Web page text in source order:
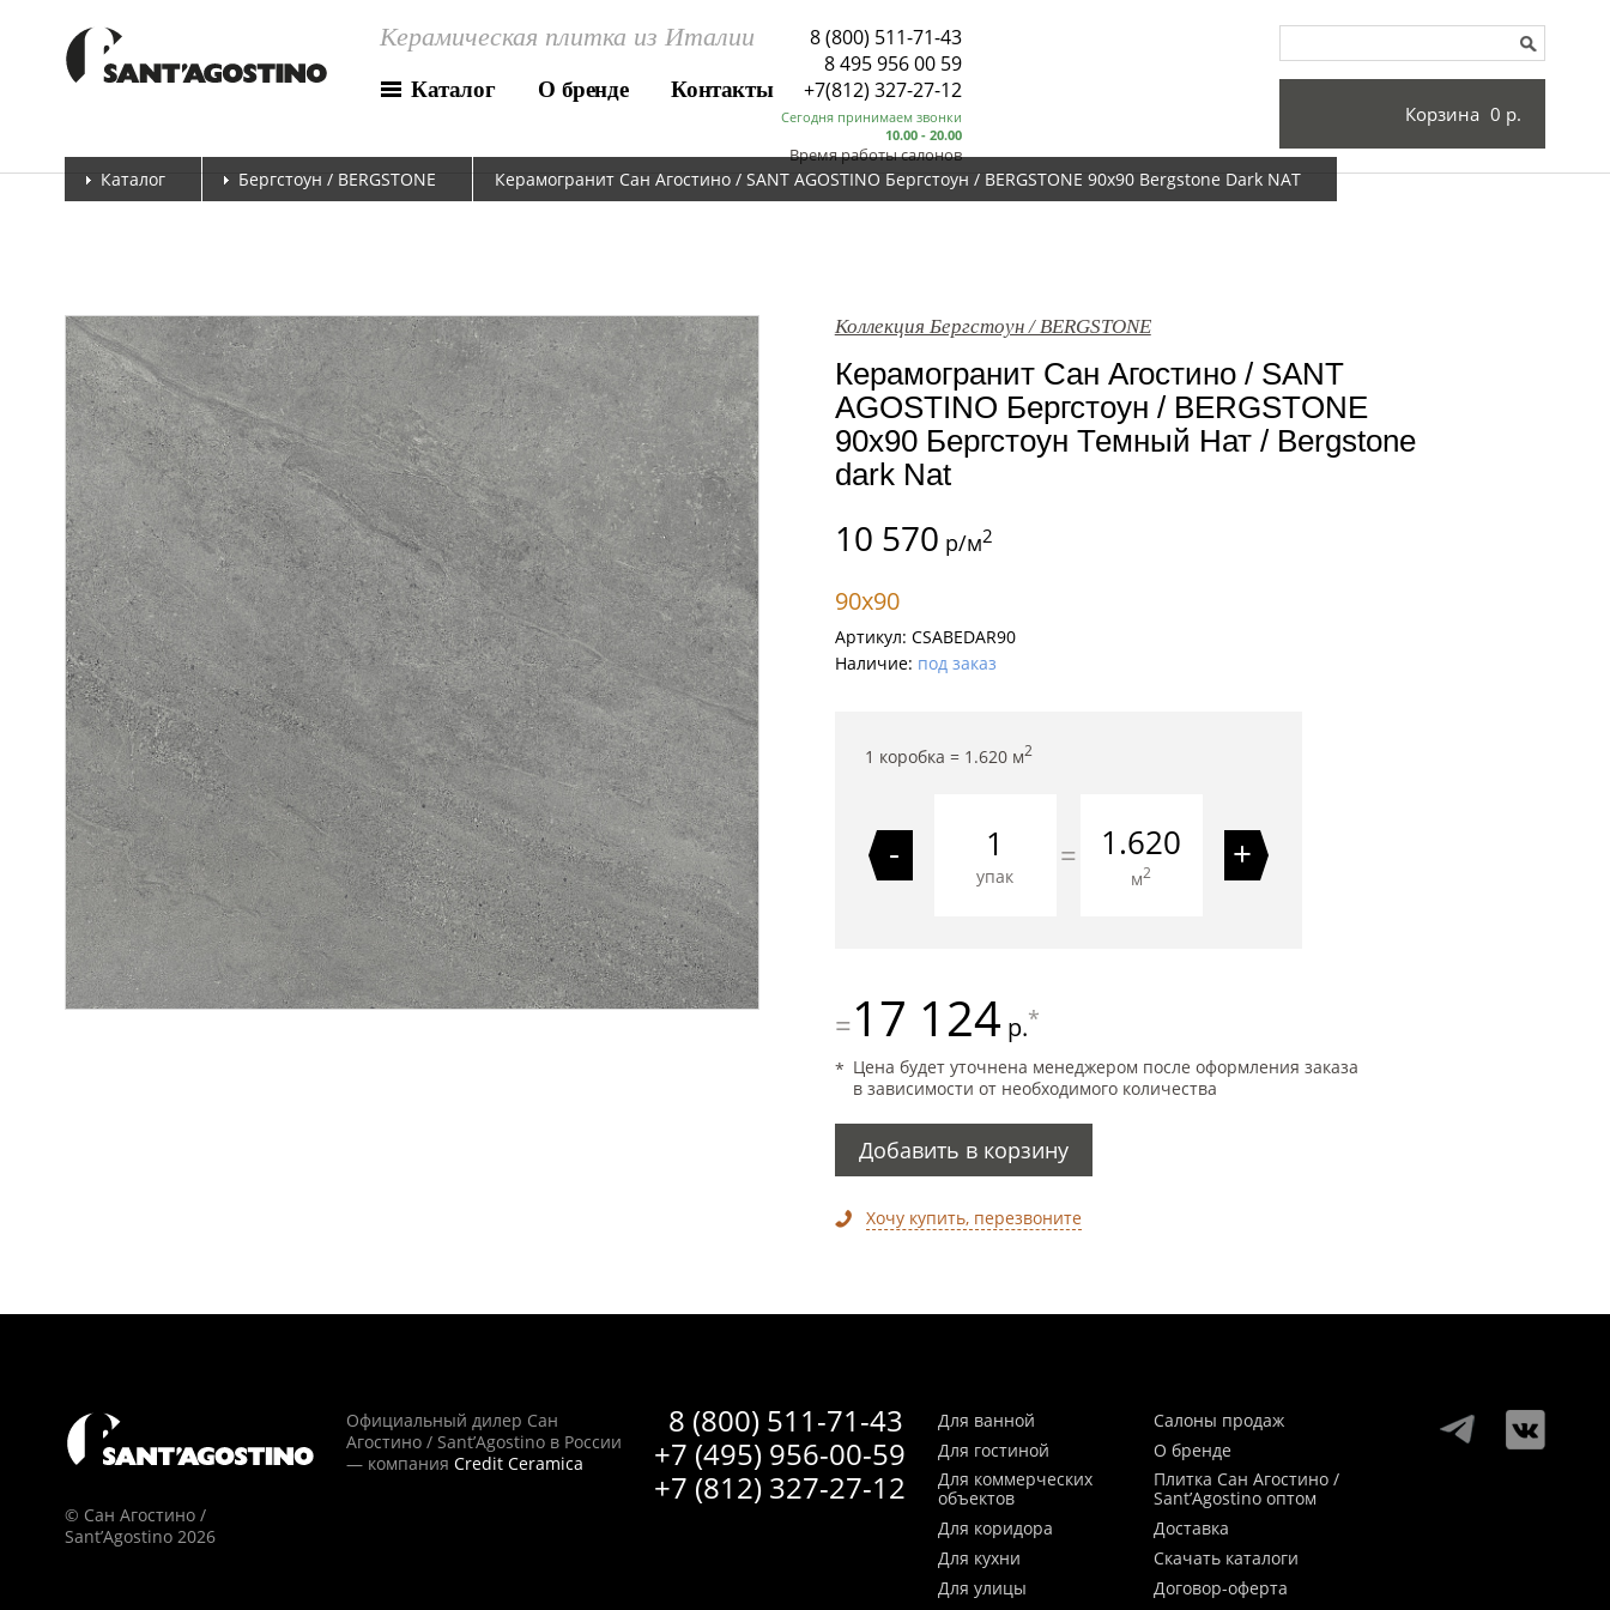
Керамическая плитка из Италии
Каталог О бренде Контакты
8 (800) 511-71-43
8 495 956 00 59
Сегодня принимаем звонки
10.00 - 20.00
Время работы салонов
+7(812) 327-27-12
Корзина 0 р.
Каталог Бергстоун / BERGSTONE Керамогранит Сан Агостино / SANT AGOSTINO Бергстоун / BERGSTONE 90x90 Bergstone Dark NAT
Коллекция Бергстоун / BERGSTONE
Керамогранит Сан Агостино / SANT
AGOSTINO Бергстоун / BERGSTONE
90x90 Бергстоун Темный Нат / Bergstone
dark Nat
10 570 р/м2
90x90
Артикул: CSABEDAR90
Наличие: под заказ
1 коробка = 1.620м2
-
упак
= 1.620
м2 +
=17 124 р.*
Цена будет уточнена менеджером после оформления заказа
в зависимости от необходимого количества
Добавить в корзину
Хочу купить, перезвоните
© Сан Агостино /
Sant’Agostino 2026
8 (800) 511-71-43
+7 (495) 956-00-59
+7 (812) 327-27-12
Официальный дилер Сан
Агостино / Sant’Agostino в России
— компания Credit Ceramica
Для ванной
Для гостиной
Для коммерческих
объектов
Для коридора
Для кухни
Для улицы
Салоны продаж
О бренде
Плитка Сан Агостино /
Sant’Agostino оптом
Доставка
Скачать каталоги
Договор-оферта